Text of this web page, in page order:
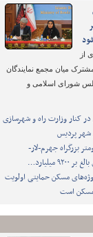
از
میان مجمع نمایندگان
شورای اسلامی و
در کنار وزارت راه و شهرسازی
پردیس
۱۱.۵ کیلومتر بزرگراه جهرم-لار-
میلیارد…
مسکن حمایتی اولویت
مسکن است